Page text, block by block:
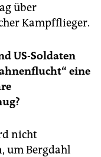
über
Kampfflieger.
US-Soldaten
eine
nicht
um Bergdahl